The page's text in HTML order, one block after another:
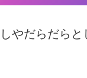
やだらだら